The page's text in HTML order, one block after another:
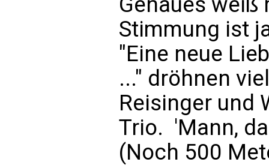
Stimmung ist
"Eine neue
..." dröhnen
Reisinger und
Trio. 'Mann,
(Noch 500